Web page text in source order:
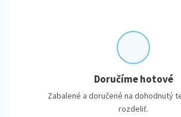
Doručíme hotové
Zabalené a doručené na dohodnutý
rozdeliť.